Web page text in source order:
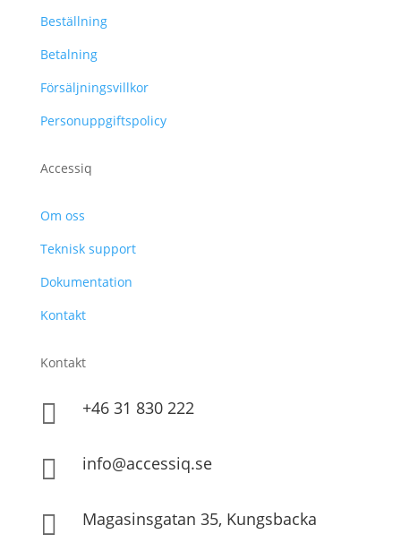
Beställning
Betalning
Försäljningsvillkor
Personuppgiftspolicy
Accessiq
Om oss
Teknisk support
Dokumentation
Kontakt
Kontakt
 +46 31 830 222
 info@accessiq.se
 Magasinsgatan 35, Kungsbacka